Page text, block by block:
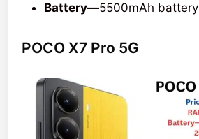
Battery—5500mAh battery
POCO X7 Pro 5G